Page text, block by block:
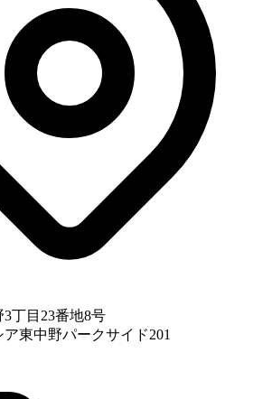
丁目23番地8号
東中野パークサイド201